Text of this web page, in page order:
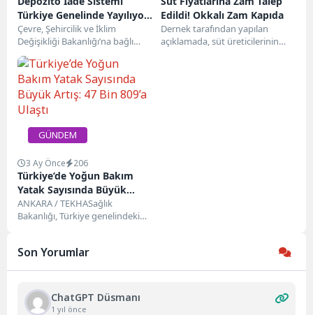
Türkiye Genelinde Yayılıyor:
7 İl Daha Sisteme Dahil
Edildi
Çevre, Şehircilik ve İklim
Değişikliği Bakanlığı’na bağlı
Türkiye Çevre Ajansı (TÜÇA),
“Depozitosu Olan Ambalajlar”
(DOA)...
Edildi! Okkalı Zam Kapıda
Dernek tarafından yapılan
açıklamada, süt üreticilerinin
GÜNDEM
3 Ay Önce 206
Türkiye’de Yoğun Bakım
Yatak Sayısında Büyük
Artış: 47 Bin 809’a Ulaştı
ANKARA / TEKHASağlık
Bakanlığı, Türkiye genelindeki
verileri paylaştı. Bakanlıktan...
Son Yorumlar
ChatGPT Düsmanı
1 yıl önce